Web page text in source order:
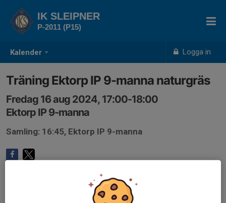
Kalender Logga in
IK SLEIPNER
P-2011 (P15)
Träning Ektorp IP 9-manna naturgräs
Fredag 16 aug 2024, 17:00-18:00
Ektorp IP 9-manna
Samling: 16:45, Ektorp IP 9-manna